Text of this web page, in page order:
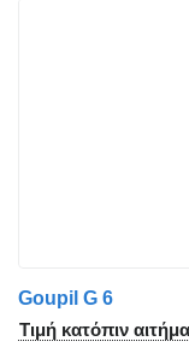
Goupil G 6
Τιμή κατόπιν